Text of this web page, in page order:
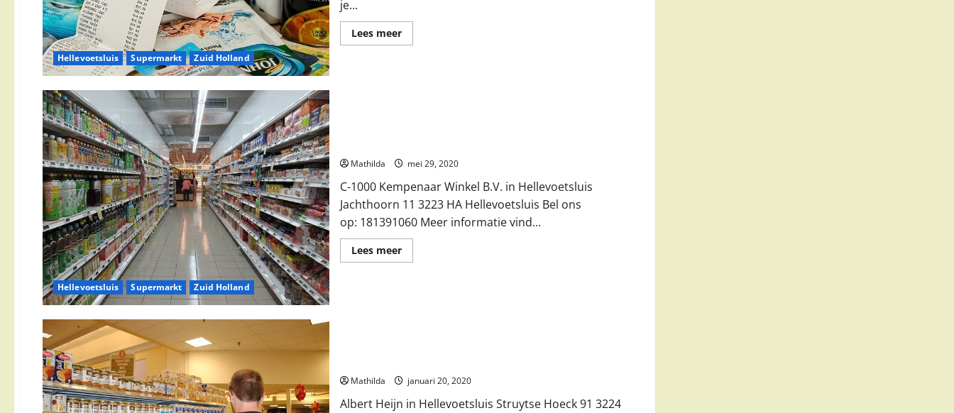
Hellevoetsluis Supermarkt Zuid Holland
je...
Lees meerLees
meer
Hellevoetsluis Supermarkt Zuid Holland
Mathilda mei 29, 2020
C-1000 Kempenaar Winkel B.V. in Hellevoetsluis
Jachthoorn 11 3223 HA Hellevoetsluis Bel ons
op: 181391060 Meer informatie vind...
Lees meerLees
meer
Mathilda januari 20, 2020
Albert Heijn in Hellevoetsluis Struytse Hoeck 91 3224